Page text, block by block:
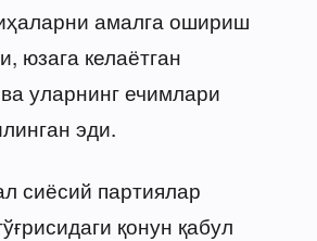
амалга ошириш
юзага келаётган
уларнинг ечимлари
эди.
сиёсий партиялар
қонун қабул